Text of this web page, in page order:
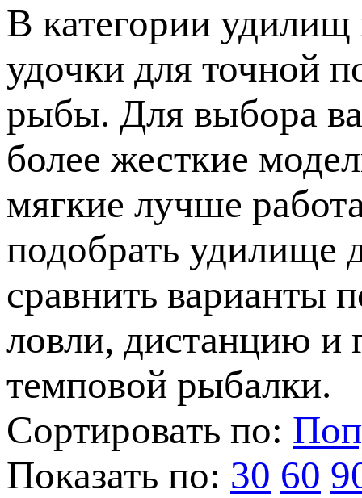
В категории удилищ
удочки для точной
рыбы. Для выбора
более жесткие
мягкие лучше
подобрать удилище
сравнить варианты
ловли, дистанцию и
темповой рыбалки.
Сортировать по:
Показать по: 30 60